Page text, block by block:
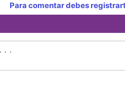
Para comentar debes